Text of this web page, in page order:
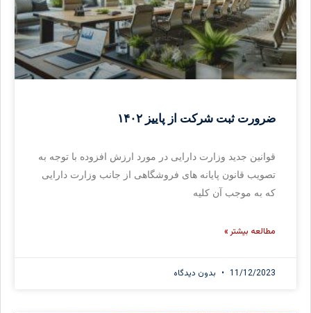
ضرورت ثبت شرکت از پاییز ۱۴۰۲
قوانین جدید وزارت دارایی در مورد ارزش افزوده با توجه به
تصویب قانون پایانه های فروشگاهی از جانب وزارت دارایی
که به موجب آن کلیه
مطالعه بیشتر »
11/12/2023 بدون دیدگاه